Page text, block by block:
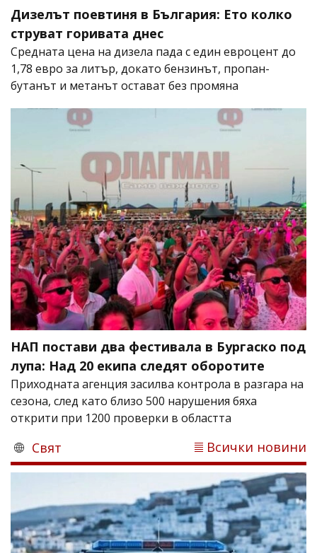
Дизелът поевтиня в България: Ето колко
струват горивата днес
Средната цена на дизела пада с един евроцент до
1,78 евро за литър, докато бензинът, пропан-
бутанът и метанът остават без промяна
НАП постави два фестивала в Бургаско под
лупа: Над 20 екипа следят оборотите
Приходната агенция засилва контрола в разгара на
сезона, след като близо 500 нарушения бяха
открити при 1200 проверки в областта
Свят Всички новини